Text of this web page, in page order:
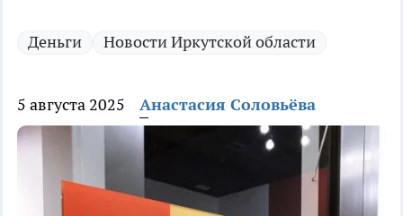
Деньги Новости Иркутской области
5 августа 2025 Анастасия Соловьёва